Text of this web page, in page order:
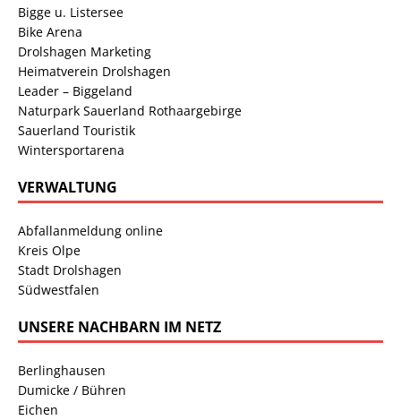
Bigge u. Listersee
Bike Arena
Drolshagen Marketing
Heimatverein Drolshagen
Leader – Biggeland
Naturpark Sauerland Rothaargebirge
Sauerland Touristik
Wintersportarena
VERWALTUNG
Abfallanmeldung online
Kreis Olpe
Stadt Drolshagen
Südwestfalen
UNSERE NACHBARN IM NETZ
Berlinghausen
Dumicke / Bühren
Eichen